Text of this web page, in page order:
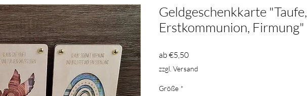
Geldgeschenkkarte "Taufe,
Erstkommunion, Firmung"
ab €5,50Sale-
Preis
zzgl. Versand
Größe *